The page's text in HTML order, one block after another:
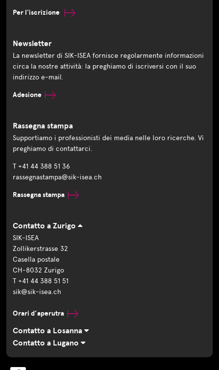
Per l'iscrizione
Newsletter
La newsletter di SIK-ISEA fornisce regolarmente informazioni
circa la nostre attività: la preghiamo di iscriversi con il suo
indirizzo e-mail.
Adesione
Rassegna stampa
Supportiamo i professionisti dei media nelle loro ricerche. Vi
preghiamo di contattarci.
T +41 44 388 51 36
rassegnastampa@sik-isea.ch
Rassegna stampa
Contatto a Zurigo
SIK-ISEA
Zollikerstrasse 32
Casella postale
CH-8032 Zurigo
T +41 44 388 51 51
sik@sik-isea.ch
Orari d’aperutra
Contatto a Losanna
Contatto a Lugano